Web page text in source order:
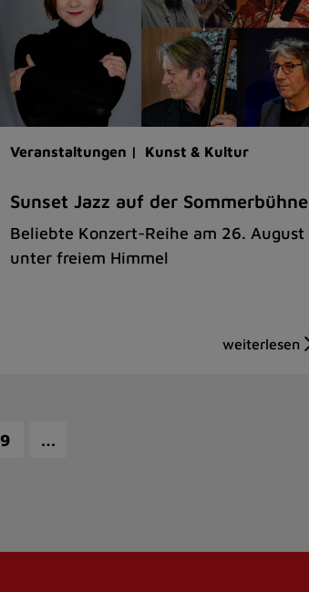
Veranstaltungen | Kunst & Kultur
Sunset Jazz auf der Sommerbühne
Beliebte Konzert-Reihe am 26. August
unter freiem Himmel
9 …